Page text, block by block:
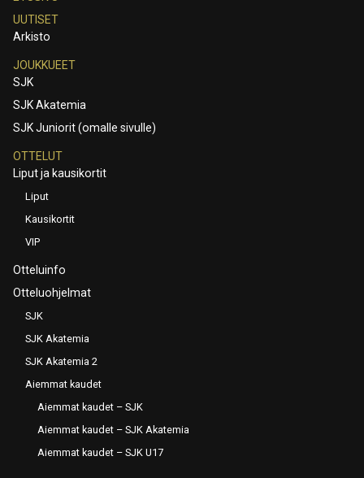
UUTISET
Arkisto
JOUKKUEET
SJK
SJK Akatemia
SJK Juniorit (omalle sivulle)
OTTELUT
Liput ja kausikortit
Liput
Kausikortit
VIP
Otteluinfo
Otteluohjelmat
SJK
SJK Akatemia
SJK Akatemia 2
Aiemmat kaudet
Aiemmat kaudet – SJK
Aiemmat kaudet – SJK Akatemia
Aiemmat kaudet – SJK U17